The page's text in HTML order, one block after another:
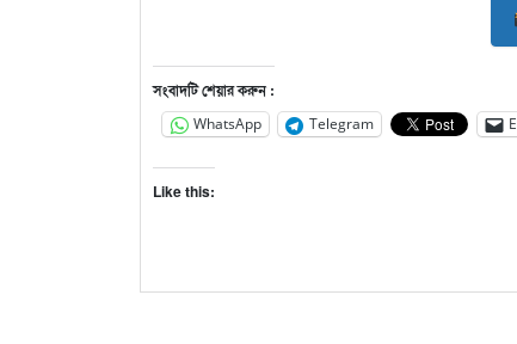
সংবাদটি শেয়ার করুন :
WhatsApp Telegram
Like this: